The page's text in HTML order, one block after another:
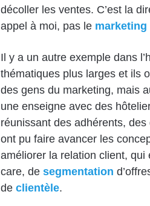
décoller les ventes. C’est la
appel à moi, pas le
Il y a un autre exemple dans
thématiques plus larges et ils
des gens du marketing, mais
une enseigne avec des
réunissant des adhérents,
ont pu faire avancer les
améliorer la relation client,
care, de segmentation
de clientèle.